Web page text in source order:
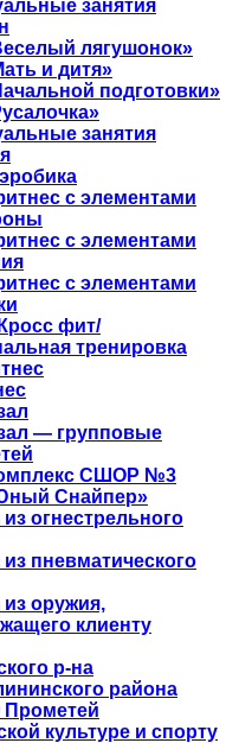
занятия
лягушонок»
и дитя»
подготовки»
занятия
с элементами
с элементами
с элементами
фит/
тренировка
— групповые
СШОР №3
Снайпер»
огнестрельного
пневматического
оружия,
клиенту
р-на
района
культуре и спорту